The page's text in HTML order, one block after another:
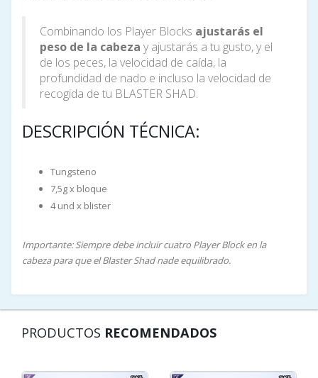
Combinando los Player Blocks ajustarás el
peso de la cabeza y ajustarás a tu gusto, y el
de los peces, la velocidad de caída, la
profundidad de nado e incluso la velocidad de
recogida de tu BLASTER SHAD.
DESCRIPCIÓN TÉCNICA:
Tungsteno
7,5g x bloque
4 und x blister
Importante: Siempre debe incluir cuatro Player Block en la
cabeza para que el Blaster Shad nade equilibrado.
PRODUCTOS RECOMENDADOS